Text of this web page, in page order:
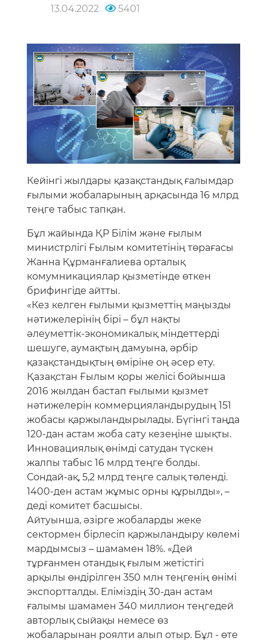
13.04.2022 5401
Кейінгі жылдары қазақстандық ғалымдар
ғылыми жобаларының арқасында 16 млрд
теңге табыс тапқан.
Бұл жайында ҚР Білім және ғылым
министрлігі Ғылым комитетінің төрағасы
Жанна Құрманғалиева орталық
комумникациялар қызметінде өткен
брифингіде айтты.
«Кез келген ғылыми қызметтің маңызды
нәтижелерінің бірі – бұл нақты
әлеуметтік-экономикалық міндеттерді
шешуге, аумақтың дамуына, әрбір
қазақстандықтың өміріне оң әсер ету.
Қазақстан Ғылым қоры желісі бойынша
2016 жылдан бастап ғылыми қызмет
нәтижелерін коммерцияландырудың 151
жобасы қаржыландырылады. Бүгінгі таңда
120-дан астам жоба сату кезеңіне шықты.
Инновациялық өнімді сатудан түскен
жалпы табыс 16 млрд теңге болды.
Сондай-ақ, 5,2 млрд теңге салық төленді.
1400-ден астам жұмыс орны құрылды», –
деді комитет басшысы.
Айтуынша, әзірге жобаларды жеке
сектормен бірлесіп қаржыландыру көлемі
мардымсыз – шамамен 18%. «Дей
тұрғанмен отандық ғылым жетістігі
арқылы өндірілген 350 млн теңгенің өнімі
экспортталды. Еліміздің 30-дан астам
ғалымы шамамен 340 миллион теңгедей
авторлық сыйақы немесе өз
жобаларынан роялти алып отыр. Бұл - өте